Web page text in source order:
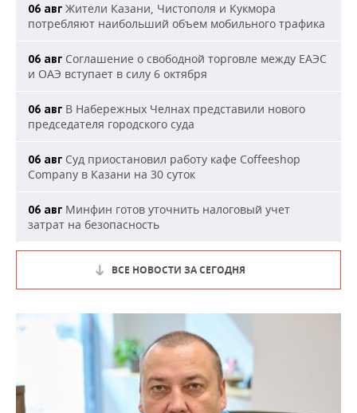
06 авг Жители Казани, Чистополя и Кукмора
потребляют наибольший объем мобильного трафика
06 авг Соглашение о свободной торговле между ЕАЭС
и ОАЭ вступает в силу 6 октября
06 авг В Набережных Челнах представили нового
председателя городского суда
06 авг Суд приостановил работу кафе Coffeeshop
Company в Казани на 30 суток
06 авг Минфин готов уточнить налоговый учет
затрат на безопасность
ВСЕ НОВОСТИ ЗА СЕГОДНЯ